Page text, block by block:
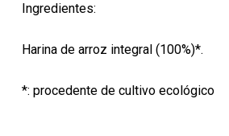
Ingredientes:
Harina de arroz integral (100%)*.
*: procedente de cultivo ecológico